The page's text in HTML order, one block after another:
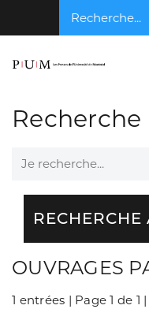
Recherche...
Recherche
Je recherche...
RECHERCHE
OUVRAGES
1 entrées | Page 1 de 1 |